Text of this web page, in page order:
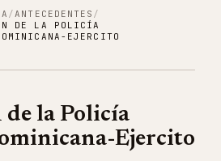
/ANTECEDENTES /
DE LA POLICÍA
EJERCITO
de la Policía
Ejercito